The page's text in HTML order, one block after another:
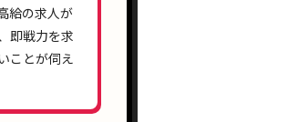
給の求人が
即戦力を求
ことが伺え